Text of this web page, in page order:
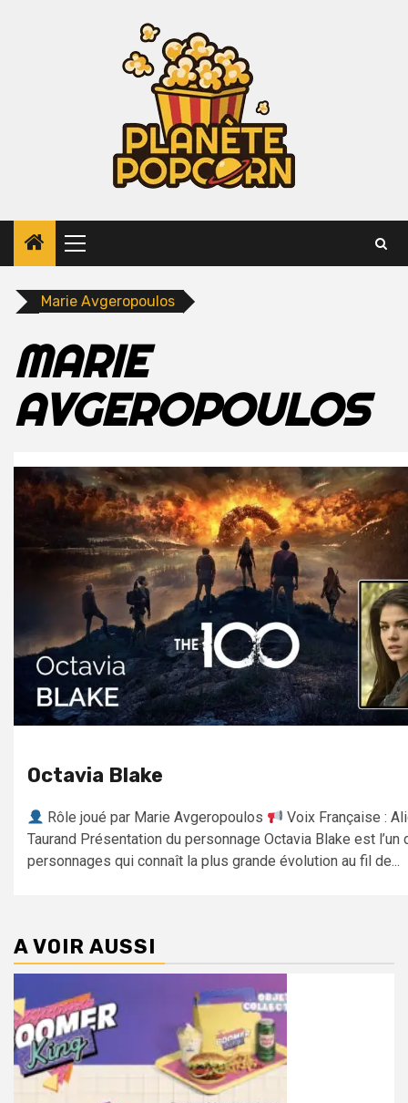
Primary
Menu
Marie Avgeropoulos
MARIE
AVGEROPOULOS
Octavia Blake
Rôle joué par Marie Avgeropoulos
Voix Française :
Taurand Présentation du personnage Octavia Blake est l’un
personnages qui connaît la plus grande évolution au fil de...
A VOIR AUSSI